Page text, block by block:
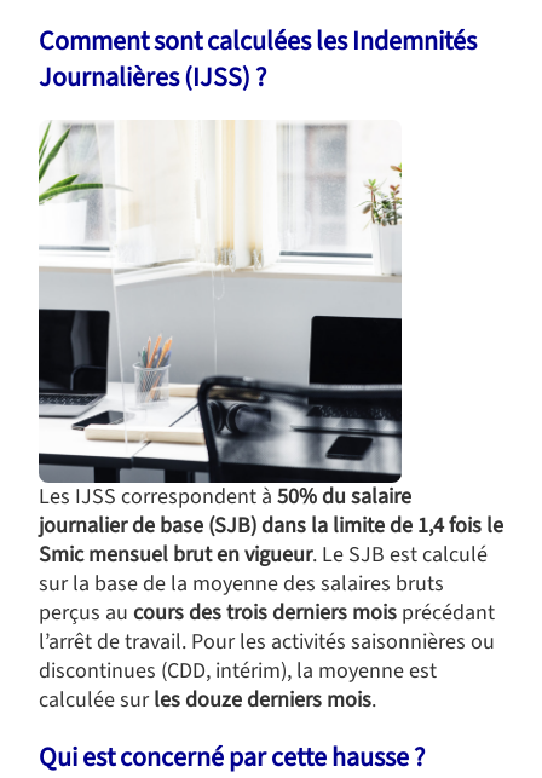
Comment sont calculées les Indemnités
Journalières (IJSS) ?
Les IJSS correspondent à 50% du salaire
journalier de base (SJB) dans la limite de 1,4 fois le
Smic mensuel brut en vigueur. Le SJB est calculé
sur la base de la moyenne des salaires bruts
perçus au cours des trois derniers mois précédant
l’arrêt de travail. Pour les activités saisonnières ou
discontinues (CDD, intérim), la moyenne est
calculée surles douze derniers mois.
Qui est concerné par cette hausse ?